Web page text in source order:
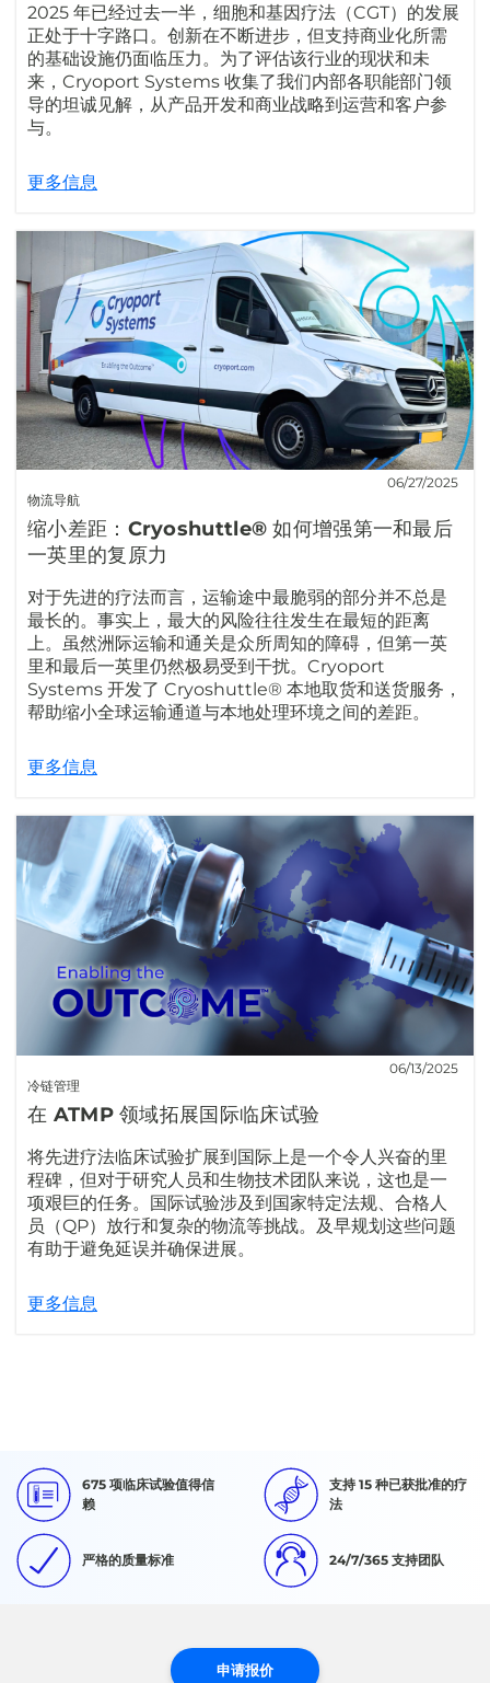
2025 年已经过去一半，细胞和基因疗法（CGT）的发展
正处于十字路口。创新在不断进步，但支持商业化所需
的基础设施仍面临压力。为了评估该行业的现状和未
来，Cryoport Systems 收集了我们内部各职能部门领
导的坦诚见解，从产品开发和商业战略到运营和客户参
与。
更多信息
物流导航
06/27/2025
缩小差距：Cryoshuttle® 如何增强第一和最后
一英里的复原力
对于先进的疗法而言，运输途中最脆弱的部分并不总是
最长的。事实上，最大的风险往往发生在最短的距离
上。虽然洲际运输和通关是众所周知的障碍，但第一英
里和最后一英里仍然极易受到干扰。Cryoport
Systems 开发了 Cryoshuttle® 本地取货和送货服务，
帮助缩小全球运输通道与本地处理环境之间的差距。
更多信息
冷链管理
06/13/2025
在 ATMP 领域拓展国际临床试验
将先进疗法临床试验扩展到国际上是一个令人兴奋的里
程碑，但对于研究人员和生物技术团队来说，这也是一
项艰巨的任务。国际试验涉及到国家特定法规、合格人
员（QP）放行和复杂的物流等挑战。及早规划这些问题
有助于避免延误并确保进展。
更多信息
675 项临床试验值得信
赖
支持 15 种已获批准的疗
法
严格的质量标准 24/7/365 支持团队
申请报价